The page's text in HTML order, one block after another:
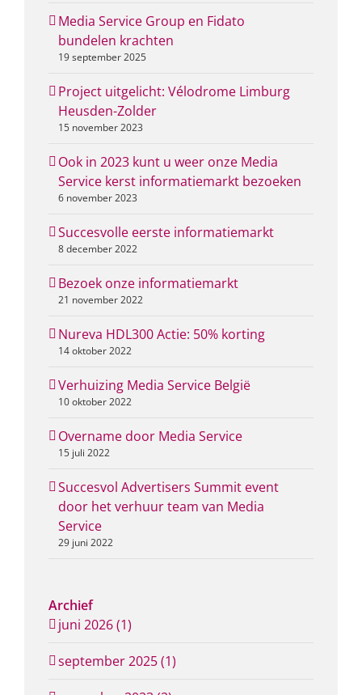
Media Service Group en Fidato
bundelen krachten
19 september 2025
Project uitgelicht: Vélodrome Limburg
Heusden-Zolder
15 november 2023
Ook in 2023 kunt u weer onze Media
Service kerst informatiemarkt bezoeken
6 november 2023
Succesvolle eerste informatiemarkt
8 december 2022
Bezoek onze informatiemarkt
21 november 2022
Nureva HDL300 Actie: 50% korting
14 oktober 2022
Verhuizing Media Service België
10 oktober 2022
Overname door Media Service
15 juli 2022
Succesvol Advertisers Summit event
door het verhuur team van Media
Service
29 juni 2022
Archief
juni 2026 (1)
september 2025 (1)